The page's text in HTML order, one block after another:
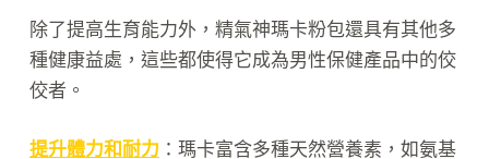
除了提高生育能力外，精氣神瑪卡粉包還具有其他多
種健康益處，這些都使得它成為男性保健產品中的佼
佼者。
提升體力和耐力 ：瑪卡富含多種天然營養素，如氨基